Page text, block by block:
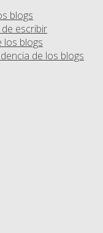
blogs
escribir
los blogs
de los blogs